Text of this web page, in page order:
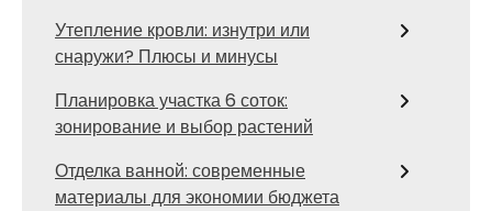
Утепление кровли: изнутри или
снаружи? Плюсы и минусы
Планировка участка 6 соток:
зонирование и выбор растений
Отделка ванной: современные
материалы для экономии бюджета